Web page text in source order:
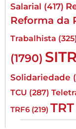
Salarial (417)
Reforma da
Trabalhista
(1790)
Solidariedade
TCU (287)
TRF6 (219) TRT